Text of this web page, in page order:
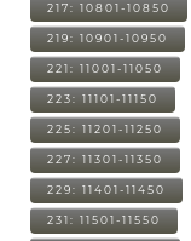
217: 10801-10850
219: 10901-10950
221: 11001-11050
223: 11101-11150
225: 11201-11250
227: 11301-11350
229: 11401-11450
231: 11501-11550